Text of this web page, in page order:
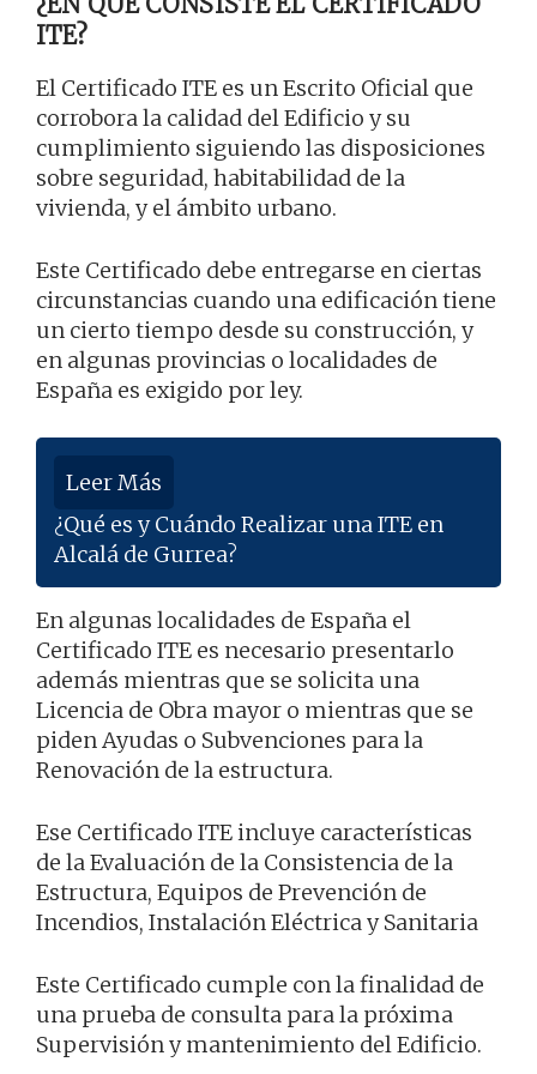
ITE?
El Certificado ITE es un Escrito Oficial que
corrobora la calidad del Edificio y su
cumplimiento siguiendo las disposiciones
sobre seguridad, habitabilidad de la
vivienda, y el ámbito urbano.
Este Certificado debe entregarse en ciertas
circunstancias cuando una edificación tiene
un cierto tiempo desde su construcción, y
en algunas provincias o localidades de
España es exigido por ley.
Leer Más
¿Qué es y Cuándo Realizar una ITE en
Alcalá de Gurrea?
En algunas localidades de España el
Certificado ITE es necesario presentarlo
además mientras que se solicita una
Licencia de Obra mayor o mientras que se
piden Ayudas o Subvenciones para la
Renovación de la estructura.
Ese Certificado ITE incluye características
de la Evaluación de la Consistencia de la
Estructura, Equipos de Prevención de
Incendios, Instalación Eléctrica y Sanitaria
Este Certificado cumple con la finalidad de
una prueba de consulta para la próxima
Supervisión y mantenimiento del Edificio.